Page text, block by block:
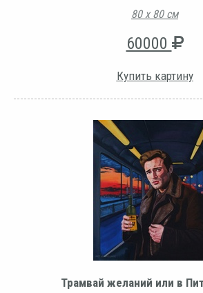
80 х 80 см
60000
Купить картину
Трамвай желаний или в